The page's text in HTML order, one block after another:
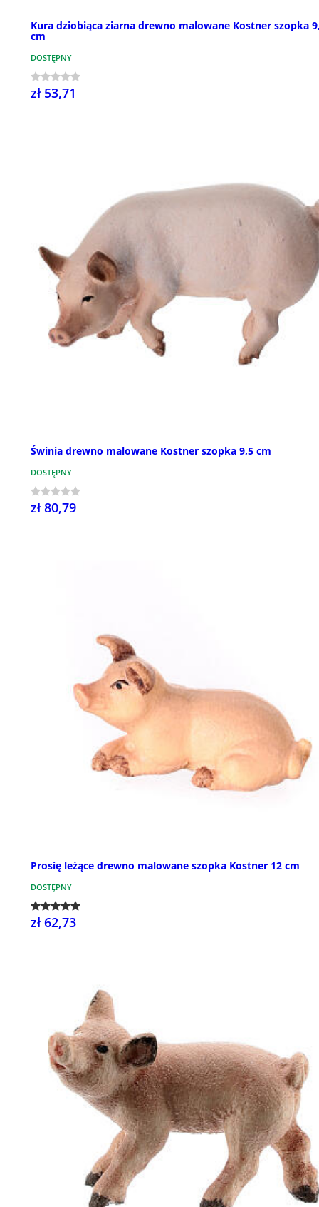
Kura dziobiąca ziarna drewno malowane Kostner szopka
cm
DOSTĘPNY
zł 53,71
Świnia drewno malowane Kostner szopka 9,5 cm
DOSTĘPNY
zł 80,79
Prosię leżące drewno malowane szopka Kostner 12 cm
DOSTĘPNY
zł 62,73